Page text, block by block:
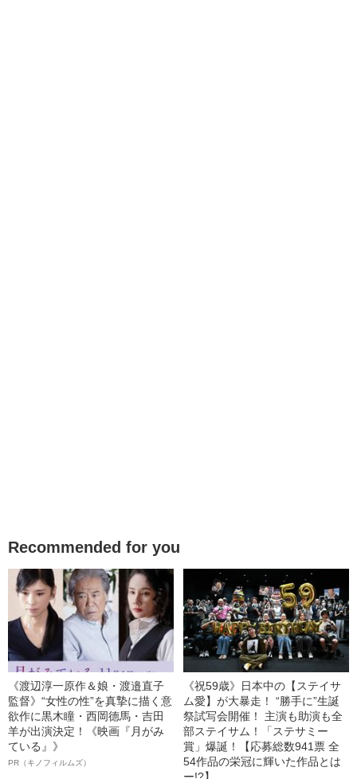
Recommended for you
《渡辺淳一原作＆娘・渡邉直子
監督》“女性の性”を真摯に描く意
欲作に黒木瞳・西岡德馬・吉田
羊が出演決定！《映画『月がみ
ている』》
PR（キノフィルムズ）
《祝59歳》日本中の【ステイサ
ム愛】が大暴走！ “勝手に”生誕
祭試写会開催！ 主演も助演も全
部ステイサム！「ステサミー
賞」爆誕！【応募総数941票 全
54作品の栄冠に輝いた作品とは